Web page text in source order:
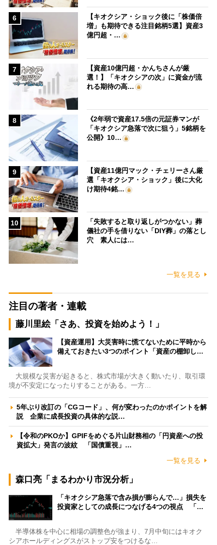
6
【キオクシア・ショック後に「株価倍
増」も期待できる注目銘柄5選】資産3
億円超・…
7
【資産10億円超・かんちさんが厳
選！】「キオクシアの次」に資金が流
れる期待の高…
8
《2年弱で資産17.5倍の元証券マンが
「キオクシア急落で次に狙う」5銘柄を
公開》10…
9
【資産11億円マック・チェリーさん厳
選「キオクシア・ショック」後に大化
け期待4銘…
10
「失敗すると取り返しがつかない」葬
儀社の手を借りない「DIY葬」の落とし
穴 素人には…
一覧を見る
注目の著者・連載
藤川里絵「さあ、投資を始めよう！」
【資産運用】大災害時に慌てないために平時から
備えておきたい3つのポイント「資産の棚卸し…
大規模な災害が起きると、株式市場が大きく動いたり、取引環
境が不安定になったりすることがある。一方…
5年ぶり改訂の「CGコード」、何が変わったのかポイントを解
説 企業に成長投資の具体的な説…
【令和のPKOか】GPIFをめぐる片山財務相の「円資産への投
資拡大」発言の波紋 「国債重視」…
一覧を見る
森口亮「まるわかり市況分析」
「キオクシア急落で含み損が膨らんで…」損失を
投資家としての成長につなげる4つの視点 「…
半導体株を中心に相場の調整色が強まり、7月中旬にはキオク
シアホールディングスがストップ安をつけるな…